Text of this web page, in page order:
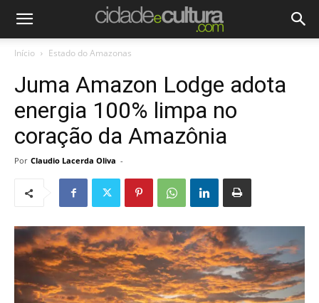
Início Estado do Amazonas
Juma Amazon Lodge adota
energia 100% limpa no
coração da Amazônia
Por Claudio Lacerda Oliva -